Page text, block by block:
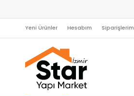
Yeni Ürünler Hesabım Siparişlerim